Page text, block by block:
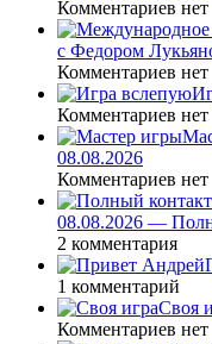
Комментариев нет
с Федором
Комментариев нет
Комментариев нет
08.08.2026
Комментариев нет
08.08.2026 —
2 комментария
1 комментарий
Своя
Комментариев нет